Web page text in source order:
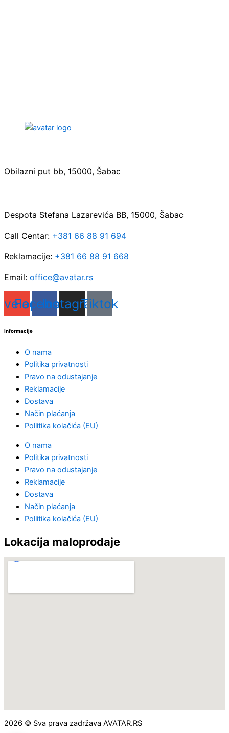
Obilazni put bb, 15000, Šabac
Despota Stefana Lazarevića BB, 15000, Šabac
Call Centar: +381 66 88 91 694
Reklamacije: +381 66 88 91 668
Email: office@avatar.rs
Facebook
Instagram
Tiktok
Informacije
O nama
Politika privatnosti
Pravo na odustajanje
Reklamacije
Dostava
Način plaćanja
Pollitika kolačića (EU)
O nama
Politika privatnosti
Pravo na odustajanje
Reklamacije
Dostava
Način plaćanja
Pollitika kolačića (EU)
Lokacija maloprodaje
2026 © Sva prava zadržava AVATAR.RS